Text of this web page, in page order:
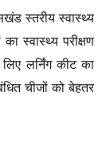
स्तरीय स्वास्थ्य
स्वास्थ्य परीक्षण
लर्निंग कीट का
चीजों को बेहतर